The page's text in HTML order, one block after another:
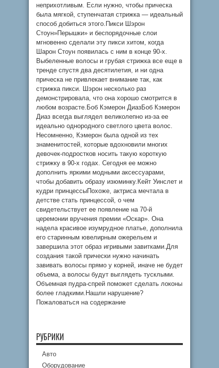
неприхотливым. Если нужно, чтобы прическа
была мягкой, ступенчатая стрижка — идеальный
способ добиться этого.Пикси Шэрон
Стоун»Перышки» и беспорядочные слои
мгновенно сделали эту пикси хитом, когда
Шарон Стоун появилась с ним в конце 90-х.
Выбеленные волосы и грубая стрижка все еще в
тренде спустя два десятилетия, и ни одна
прическа не привлекает внимание так, как
стрижка пикси. Шэрон несколько раз
демонстрировала, что она хорошо смотрится в
любом возрасте.Боб Кэмерон ДиазБоб Кэмерон
Диаз всегда выглядел великолепно из-за ее
идеально однородного светлого цвета волос.
Несомненно, Кэмерон была одной из тех
знаменитостей, которые вдохновили многих
девочек-подростков носить такую ​​короткую
стрижку в 90-х годах. Сегодня ее можно
дополнить яркими модными аксессуарами,
чтобы добавить образу изюминку.Кейт Уинслет и
кудри принцессыПохоже, актриса мечтала в
детстве стать принцессой, о чем
свидетельствует ее появление на 70-й
церемонии вручения премии «Оскар». Она
надела красивое изумрудное платье, дополнила
его старинным ювелирным ожерельем и
завершила этот образ игривыми завитками.Для
создания такой прически нужно начинать
завивать волосы прямо у корней, иначе не будет
объема, а волосы будут выглядеть тусклыми.
Объемная пудра-спрей поможет сделать локоны
более гладкими.Нашли нарушение?
Пожаловаться на содержание
РУБРИКИ
Авто
Оборудование